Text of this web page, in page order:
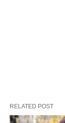
RELATED POST